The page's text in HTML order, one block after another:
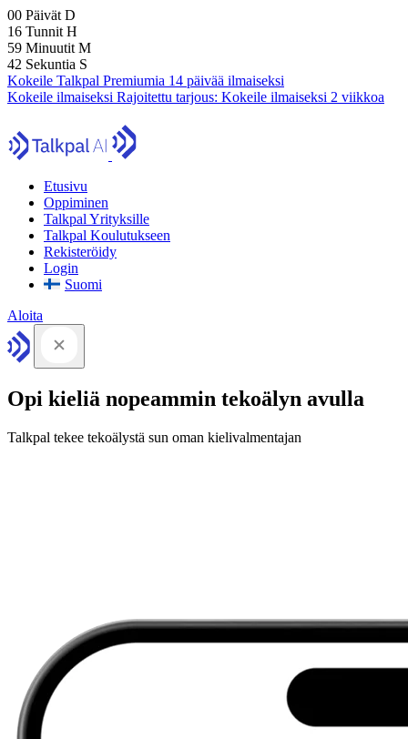
00 Päivät D
16 Tunnit H
59 Minuutit M
41 Sekuntia S
Kokeile Talkpal Premiumia 14 päivää ilmaiseksi
Kokeile ilmaiseksi Rajoitettu tarjous: Kokeile ilmaiseksi 2 viikkoa
Etusivu
Oppiminen
Talkpal Yrityksille
Talkpal Koulutukseen
Rekisteröidy
Login
Suomi
Aloita
Opi kieliä nopeammin tekoälyn avulla
Talkpal tekee tekoälystä sun oman kielivalmentajan